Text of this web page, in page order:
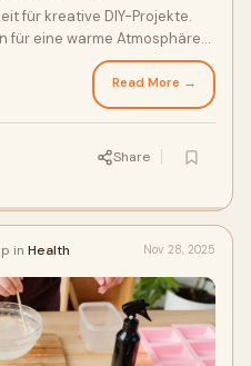
für kreative DIY-Projekte.
für eine warme Atmosphäre
Read More →
Share
in Health Nov 28, 2025